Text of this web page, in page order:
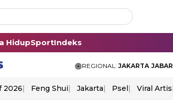
HidupSportIndeks
REGIONAL: JAKARTA JABAR
2026 Feng Shui Jakarta Psel Viral Artis